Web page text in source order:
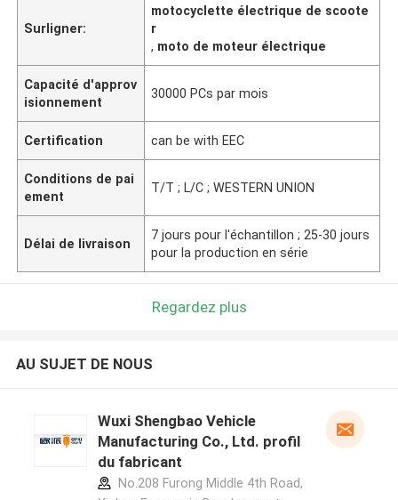
Surligner:
motocyclette électrique de scoote
r
, moto de moteur électrique
Capacité d'approv
isionnement
30000 PCs par mois
Certification can be with EEC
Conditions de pai
ement
T/T ; L/C ; WESTERN UNION
Délai de livraison
7 jours pour l'échantillon ; 25-30 jours
pour la production en série
Regardez plus
AU SUJET DE NOUS
Wuxi Shengbao Vehicle
Manufacturing Co., Ltd. profil
du fabricant
No.208 Furong Middle 4th Road,